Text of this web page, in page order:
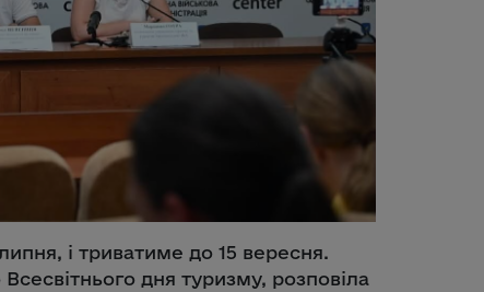
і триватиме до 15 вересня.
дня туризму, розповіла